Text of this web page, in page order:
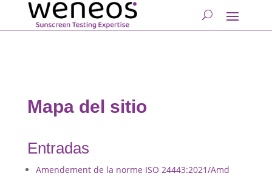
Mapa del sitio
Entradas
Amendement de la norme ISO 24443:2021/Amd